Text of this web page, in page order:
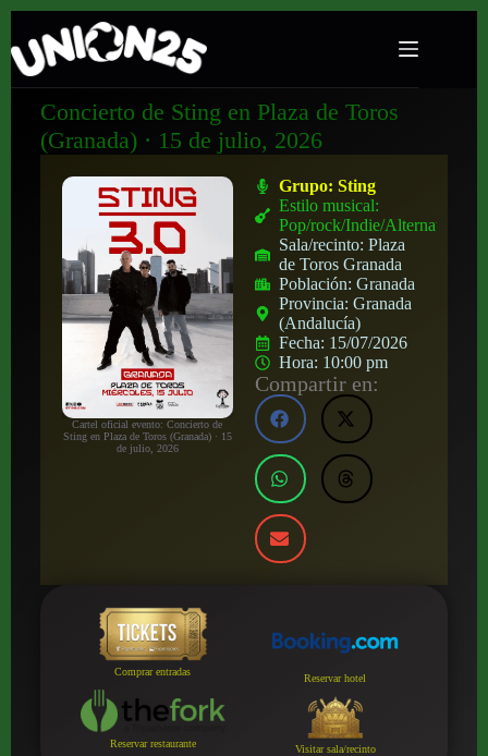
Concierto de Sting en Plaza de Toros
(Granada) · 15 de julio, 2026
Cartel oficial evento: Concierto de
Sting en Plaza de Toros (Granada) · 15
de julio, 2026
Grupo:Sting
Estilo musical:
Pop/rock/Indie/Alternativo
Sala/recinto:Plaza
de Toros Granada
Población:Granada
Provincia:Granada
(Andalucía)
Fecha: 15/07/2026
Hora: 10:00 pm
Compartir en:
Comprar entradas
Reservar hotel
Reservar restaurante Visitar sala/recinto